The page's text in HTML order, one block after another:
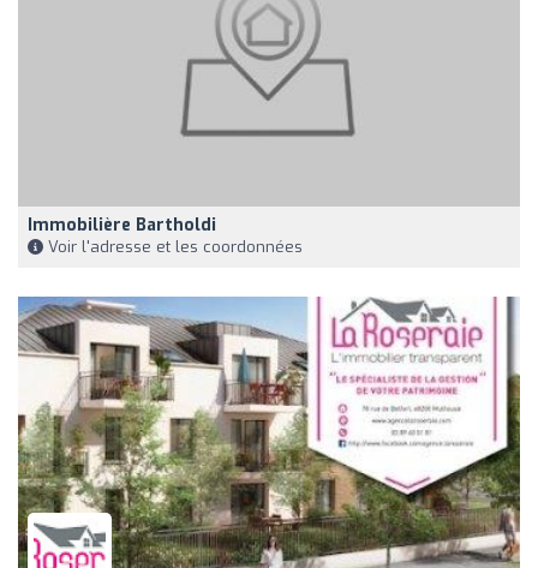
Immobilière Bartholdi
Voir l'adresse et les coordonnées